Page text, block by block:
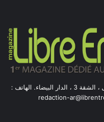
26 ،شارع مرس السلطان ،الطابق الأول ، الشقة 3 ، الدار البيضاء. الهاتف :